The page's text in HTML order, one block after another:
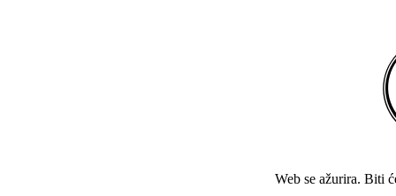
Web se ažurira. Biti